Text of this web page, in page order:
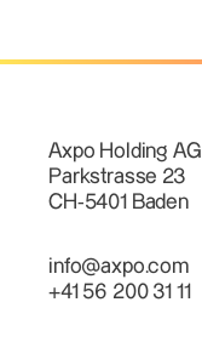
Axpo Holding AG
Parkstrasse 23
CH-5401 Baden
info@axpo.com
+41 56 200 31 11